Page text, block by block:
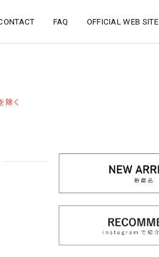
FAQ OFFICIAL WEB SITE
除く